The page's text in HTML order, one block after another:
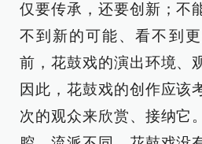
仅要传承，还要创新；不
不到新的可能、看不到
前，花鼓戏的演出环境、
因此，花鼓戏的创作应该
次的观众来欣赏、接纳它